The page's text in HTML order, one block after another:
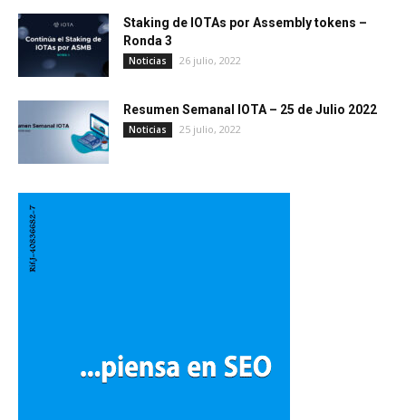
Staking de IOTAs por Assembly tokens –
Ronda 3
Noticias 26 julio, 2022
Resumen Semanal IOTA – 25 de Julio 2022
Noticias 25 julio, 2022